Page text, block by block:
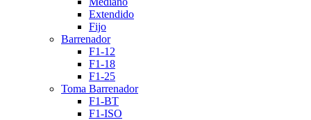
Extendido
Fijo
Barrenador
F1-12
F1-18
F1-25
Toma Barrenador
F1-BT
F1-ISO